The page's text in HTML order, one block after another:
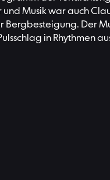
Musik war auch
Bergbesteigung. Der
in Rhythmen